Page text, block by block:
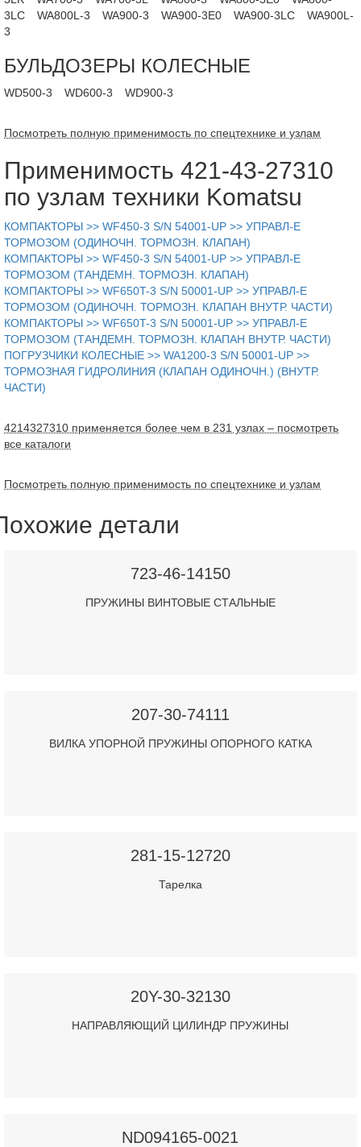
3LC
WA800L-3 WA900-3 WA900-3E0 WA900-3LC
WA900L-
3
БУЛЬДОЗЕРЫ КОЛЕСНЫЕ
WD500-3 WD600-3 WD900-3
Посмотреть полную применимость по спецтехнике и узлам
Применимость 421-43-27310
по узлам техники Komatsu
КОМПАКТОРЫ >> WF450-3 S/N 54001-UP >> УПРАВЛ-Е
ТОРМОЗОМ (ОДИНОЧН. ТОРМОЗН. КЛАПАН)
КОМПАКТОРЫ >> WF450-3 S/N 54001-UP >> УПРАВЛ-Е
ТОРМОЗОМ (ТАНДЕМН. ТОРМОЗН. КЛАПАН)
КОМПАКТОРЫ >> WF650T-3 S/N 50001-UP >> УПРАВЛ-Е
ТОРМОЗОМ (ОДИНОЧН. ТОРМОЗН. КЛАПАН ВНУТР. ЧАСТИ)
КОМПАКТОРЫ >> WF650T-3 S/N 50001-UP >> УПРАВЛ-Е
ТОРМОЗОМ (ТАНДЕМН. ТОРМОЗН. КЛАПАН ВНУТР. ЧАСТИ)
ПОГРУЗЧИКИ КОЛЕСНЫЕ >> WA1200-3 S/N 50001-UP >>
ТОРМОЗНАЯ ГИДРОЛИНИЯ (КЛАПАН ОДИНОЧН.) (ВНУТР.
ЧАСТИ)
4214327310 применяется более чем в 231 узлах – посмотреть
все каталоги
Посмотреть полную применимость по спецтехнике и узлам
детали
723-46-14150
ПРУЖИНЫ ВИНТОВЫЕ СТАЛЬНЫЕ
207-30-74111
ВИЛКА УПОРНОЙ ПРУЖИНЫ ОПОРНОГО КАТКА
281-15-12720
Тарелка
20Y-30-32130
НАПРАВЛЯЮЩИЙ ЦИЛИНДР ПРУЖИНЫ
ND094165-0021